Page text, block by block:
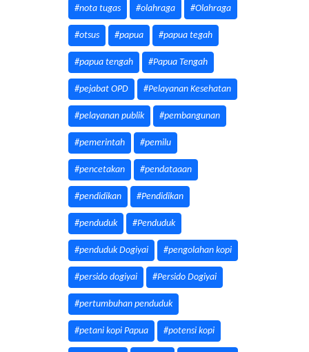
#nota tugas #olahraga #Olahraga
#otsus #papua #papua tegah
#papua tengah #Papua Tengah
#pejabat OPD #Pelayanan Kesehatan
#pelayanan publik #pembangunan
#pemerintah #pemilu
#pencetakan #pendataaan
#pendidikan #Pendidikan
#penduduk #Penduduk
#penduduk Dogiyai #pengolahan kopi
#persido dogiyai #Persido Dogiyai
#pertumbuhan penduduk
#petani kopi Papua #potensi kopi